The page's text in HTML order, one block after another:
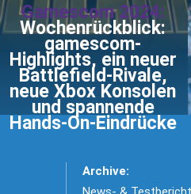
Gamescom 2024:
Wochenrückblick:
gamescom-
Highlights, ein neuer
Battlefield-Rivale,
neue Xbox Konsolen
und spannende
Hands-On-Eindrücke
Archive: